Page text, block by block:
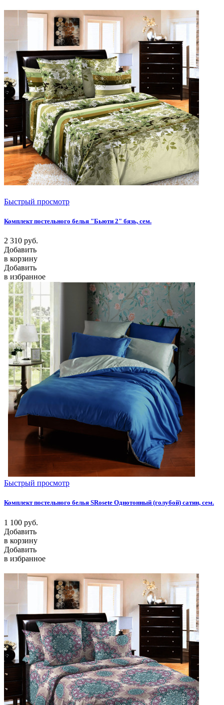
Быстрый просмотр
Комплект постельного белья "Бьюти 2" бязь, сем.
2 310 руб.
Добавить
в корзину
Добавить
в избранное
Быстрый просмотр
Комплект постельного белья SRosete Однотонный (голубой) сатин, сем.
1 100 руб.
Добавить
в корзину
Добавить
в избранное